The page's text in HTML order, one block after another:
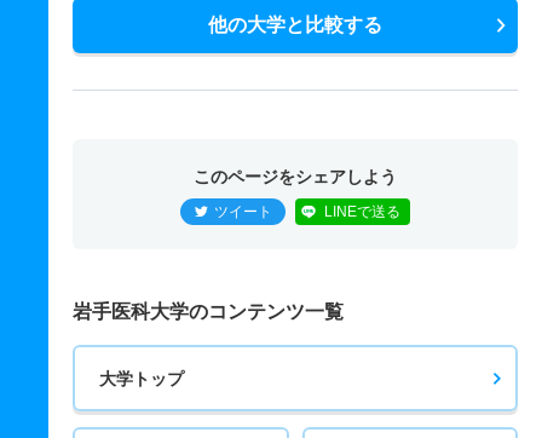
他の大学と比較する
このページをシェアしよう
ツイート LINEで送る
岩手医科大学のコンテンツ一覧
大学トップ